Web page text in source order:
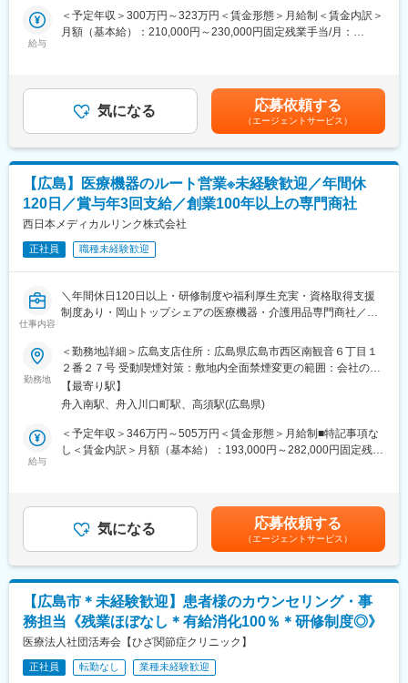
ズムが遅くなったり、速くなったり、不規則になったりする状態
をまとめて「不整脈」と呼びます。
座学だけでなく、実際に製品を操作しながら基礎を身につけたう
えで現場に配属されます。配属後も、上司・先輩のフォローや勉
強会、年次・階層別研修など継続的な学びの機会があり、業界未
■キャリアパス
マネージャー、本社部門など、長期的に多くのキャリアパスがご
例）GROWプログラム：短期間にて他部署の業務体験が可能／社
内公募制度：職種、セクター間の異動を行える制度
変更の範囲：会社の定める業務
＜仕事の流れ＞
たり20～30分程度）
・健康相談、新商品・サービスのご提案 など
※一部、新たに配置薬を置いていただくお客様への訪問がありま
す。
└配置薬は無料でおけるので、お客様も抵抗なく置いてくれる製
品です。
■未経験の方も安心◎充実した研修制度：
・入社直後～2週間 ： OJT形式で、薬の種類や成分など基礎知識
を身につけます。
す。「会話のコツ」や「商品のご案内方法」といった実践的なス
キルを習得します。
・入社1カ月以降 ： 慣れてきたら独り立ち。既存のお客様をメイ
ンに訪問します。
＜専門資格を取得できる＞
・資格取得後は、資格手当として給与にも反映されます。
■働き方：
・基本土日祝休み／年3回の大型連休あり
・残業20h以内
・スケジュールに合わせて直行直帰可
・転居を伴う転勤はありません
■やりがい：
給与
＜予定年収＞300万円～323万円＜賃金形態＞月給制＜賃金内訳＞
月額（基本給）：210,000円～230,000円固定残業手当/月：
年収は当社規定に基づき、年齢や経験に応じて決定します。・昇
給：年1回（4月）＜モデル給与＞※入社3年目平均基本給＋各種手
当＋業績連動給→総支給月額344,141円※業績連動給：月の予算達
成や売り上げに対して支払われます。賃金はあくまでも目安の金
額であり、選考を通じて上下する可能性があります。月給(月額)は
固定手当を含めた表記です。
気になる 応募依頼する
（エージェントサービス）
【広島】医療機器のルート営業※未経験歓迎／年間休
120日／賞与年3回支給／創業100年以上の専門商社
西日本メディカルリンク株式会社
正社員 職種未経験歓迎
仕事内容
＼年間休日120日以上・研修制度や福利厚生充実・資格取得支援
制度あり・岡山トップシェアの医療機器・介護用品専門商社／
中国地区の大学病院・総合病院・開業医に対する医療機器のルー
ト営業で、医療機器や医療材料等の提案、納品、管理を行いま
す。医療施設のトータルサポートをお任せします。医療設備や医
療情報等、チームで情報共有を密に行い、お客様へ最適な情報提
供をスピーディーに行います。
■魅力ポイント：
・ルート営業がメインのため、顧客との関係構築をしっかりと行
・最初は知識がなくとも、メーカーとの勉強会での知識習得や、
チーム一丸となってお仕事をしていただくので、フォロー体制は
■1日の流れ：
8：30 出社・業務開始
8：30～10：00 見積作成など事務仕事
10：00 1件目の担当病院へ訪問・打ち合わせ
11：00 2件目の担当病院へ訪問
13：00 帰社し、必要な商材をもって再訪問
勤務地
＜勤務地詳細＞広島支店住所：広島県広島市西区南観音６丁目１
２番２７号 受動喫煙対策：敷地内全面禁煙変更の範囲：会社の定
める事業所
【最寄り駅】
舟入南駅、舟入川口町駅、高須駅(広島県)
給与
＜予定年収＞346万円～505万円＜賃金形態＞月給制■特記事項な
し＜賃金内訳＞月額（基本給）：193,000円～282,000円固定残業
給与補足＞■昇給：年1回（ひと月当たり1,600円～※昨年実績）■
賞与：年3回（7・12・4月）（7月＋12月＝計3ヶ月分※昨年実
績。4月決算賞与※業績に連動します)賃金はあくまでも目安の金額
であり、選考を通じて上下する可能性があります。月給(月額)は固
定手当を含めた表記です。
気になる 応募依頼する
（エージェントサービス）
【広島市＊未経験歓迎】患者様のカウンセリング・事
務担当《残業ほぼなし＊有給消化100％＊研修制度◎》
医療法人社団活寿会【ひざ関節症クリニック】
正社員 転勤なし 業種未経験歓迎